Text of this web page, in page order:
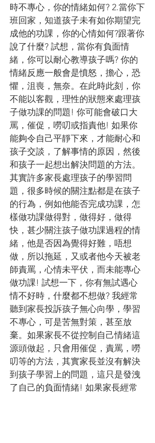
時不專心，你的情緒如何? 2.當你下
班回家，知道孩子未有如你期望完
成他的功課，你的心情如何?跟著你
說了什麼? 試想，當你有負面情
緒，你可以耐心教導孩子嗎? 你的
情緒反應一般會是憤怒，擔心，恐
懼，沮喪，無奈。在此時此刻，你
不能以客觀，理性的狀態來處理孩
子做功課的問題! 你可能會破口大
罵，催促，嘮叨或指責他! 如果你
能夠令自己平靜下來，才能耐心和
孩子交談，了解事情的原因，然後
和孩子一起想出解決問題的方法。
其實許多家長處理孩子的學習問
題，很多時候的關注點都是在孩子
的行為，例如他能否完成功課，怎
樣做功課做得對，做得好，做得
快，甚少關注孩子做功課過程的情
緒，他是否因為覺得好難，唔想
做，所以拖延，又或者他今天被老
師責罵，心情未平伏，而未能專心
做功課! 試想一下，你有無試遇心
情不好時，什麼都不想做? 我經常
聽到家長投訴孩子無心向學，學習
不專心，可是苦無對策，甚至放
棄。如果家長不從控制自己情緒這
源頭做起，只會用催促，責罵，嘮
叨等的方法，其實家長並沒有解決
到孩子學習上的問題，這只是發洩
了自己的負面情緒! 如果家長經常